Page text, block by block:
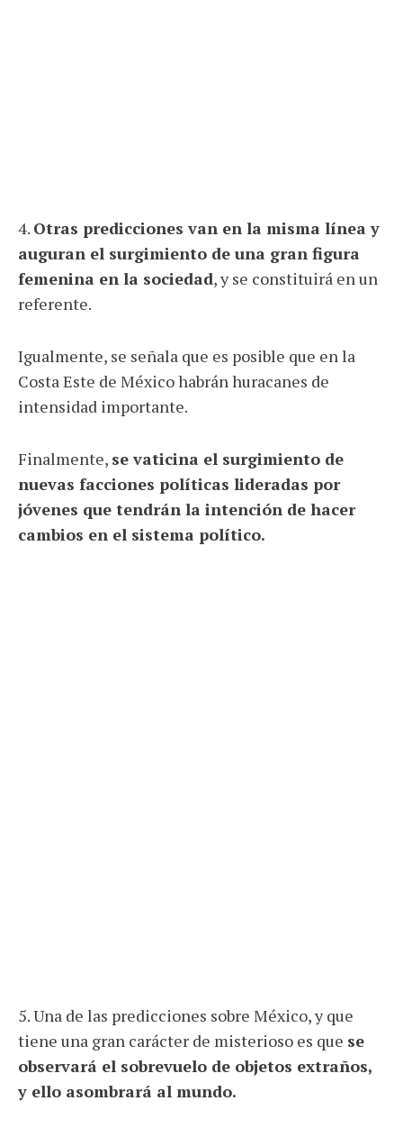
4. Otras predicciones van en la misma línea y
auguran el surgimiento de una gran figura
femenina en la sociedad, y se constituirá en un
referente.
Igualmente, se señala que es posible que en la
Costa Este de México habrán huracanes de
intensidad importante.
Finalmente, se vaticina el surgimiento de
nuevas facciones políticas lideradas por
jóvenes que tendrán la intención de hacer
cambios en el sistema político.
5. Una de las predicciones sobre México, y que
tiene una gran carácter de misterioso es que se
observará el sobrevuelo de objetos extraños,
y ello asombrará al mundo.